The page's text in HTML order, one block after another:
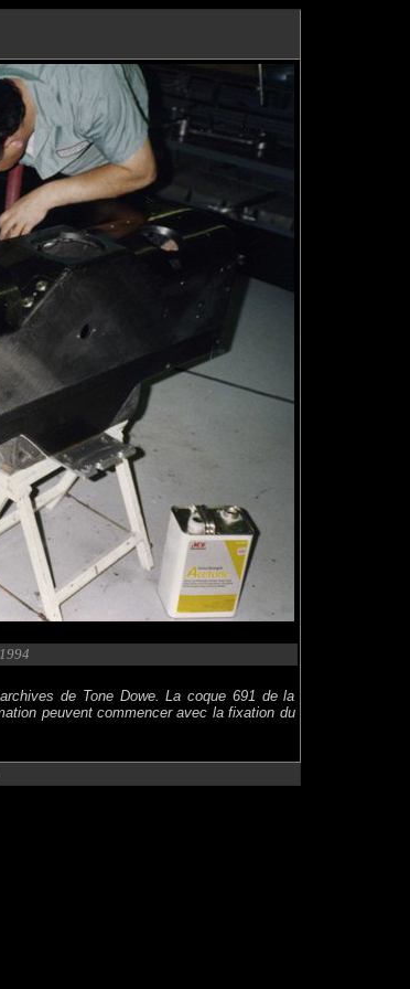
de Tone Dowe. La coque 691 de la
peuvent commencer avec la fixation du